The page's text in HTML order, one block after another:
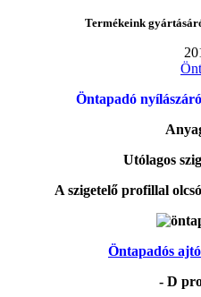
Termékeink
Öntapadó
Utólagos
A szigetelő profillal
Öntapadós
- D